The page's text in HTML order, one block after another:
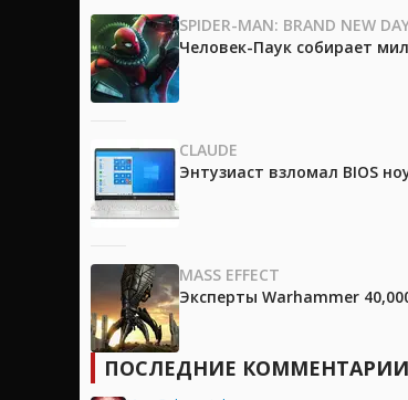
SPIDER-MAN: BRAND NEW
Человек-Паук собирает
CLAUDE
Энтузиаст взломал BIOS
MASS EFFECT
Эксперты Warhammer
ПОСЛЕДНИЕ КОММЕНТАРИИ